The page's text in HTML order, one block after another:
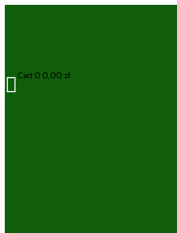
 Cart 0 0,00 zł